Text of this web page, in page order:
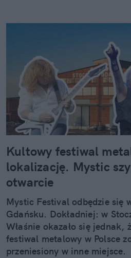
Kultowy festiwal
lokalizację. Mystic
otwarcie
Mystic Festival odbędzie się
Gdańsku. Dokładniej: w
Właśnie okazało się jednak,
festiwal metalowy w Polsce
przeniesiony w inne miejsce.